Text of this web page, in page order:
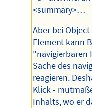
<summary>…
Aber bei
Element kann
"navigierbaren
Sache des
reagieren.
Klick -
Inhalts, wo er